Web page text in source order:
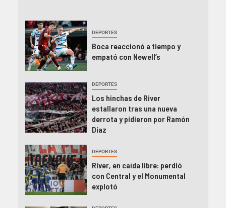
DEPORTES
Boca reaccionó a tiempo y
empató con Newell’s
DEPORTES
Los hinchas de River
estallaron tras una nueva
derrota y pidieron por Ramón
Díaz
DEPORTES
River, en caída libre: perdió
con Central y el Monumental
explotó